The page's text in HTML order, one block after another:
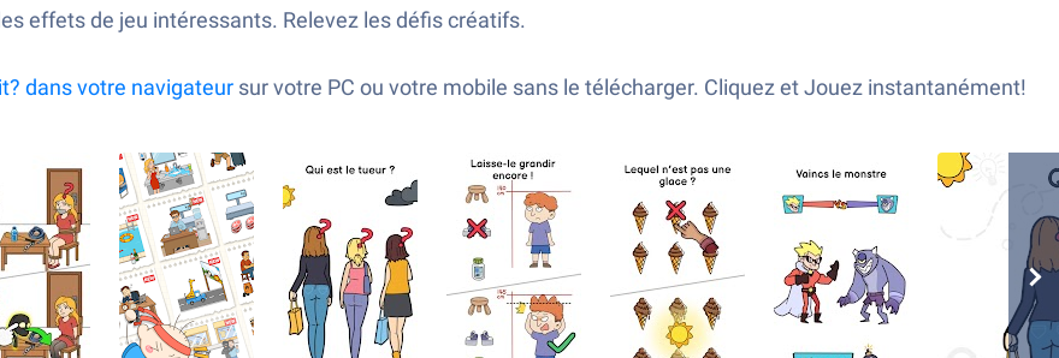
effets de jeu intéressants. Relevez les défis créatifs.
dans votre navigateur sur votre PC ou votre mobile sans le télécharger. Cliquez et Jouez instantanément!